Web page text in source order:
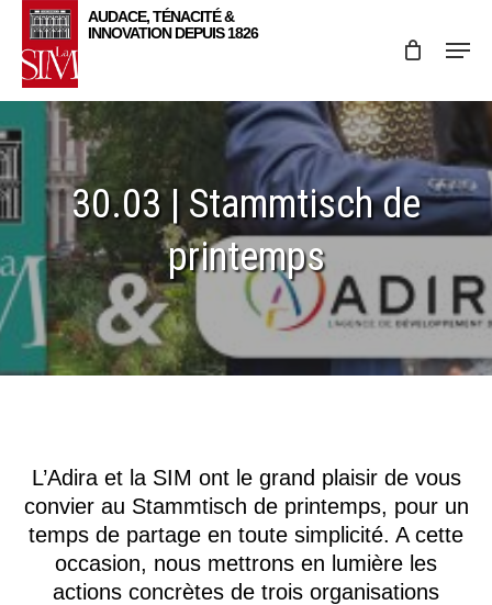
Skip
main
content
Menu
30.03 | Stammtisch de
printemps
L’Adira et la SIM ont le grand plaisir de vous
convier au Stammtisch de printemps, pour un
temps de partage en toute simplicité. A cette
occasion, nous mettrons en lumière les
actions concrètes de trois organisations